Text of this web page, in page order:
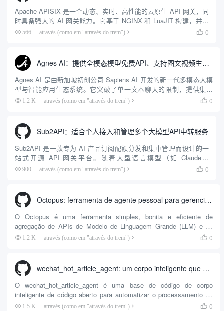
Apache APISIX 是一个动态、实时、高性能的云原生 API 网关，同
时具备强大的 AI 网关能力。它基于 NGINX 和 LuaJIT 构建，并在
2019 年作为顶级开源项目捐赠给 Apache 软件基金会。APISIX 彻
566 através (como em "através do trem")  0
Agnes AI：提供全模态模型免费API、支持图文视频生成与复杂工程执行的智能体平台
Agnes AI 是由新加坡初创公司 Sapiens AI 开发的新一代多模态大模
型与智能应用生态系统。它突破了单一文本聊天的限制，提供集文
本、图像、视频生成于一体的“全模态”大模型能力。平台的核心产品
1.2 K através (como em "através do trem")  0
Sub2API：适合个人接入和管理多个大模型API中转服务
Sub2API 是一款专为 AI 产品订阅配额分发和集中管理而设计的一
站式开源 API 网关平台。随着大型语言模型（如 Claude、
OpenAI、Gemini 等）的广泛普及，企业团队或个人开发者在面对多
900 através (como em "através do trem")  0
Octopus: ferramenta de agente pessoal para gerenciar e distribuir APIs de modelo de linguagem grande e multicanal
O Octopus é uma ferramenta simples, bonita e eficiente de
agregação de APIs de Modelo de Linguagem Grande (LLM) e de
serviço de proxy de balanceamento de carga projetada para
as APIs e as várias chaves de diversos fornecedores.
1.2 K através (como em "através do trem")  0
wechat_hot_article_agent: um corpo inteligente que coleta automaticamente os pontos de acesso e gera artigos do wechat
O wechat_hot_article_agent é uma base de código de corpo
inteligente de código aberto para automatizar o processamento da
produção de conteúdo de números públicos do WeChat. A
1.5 K através (como em "através do trem")  0